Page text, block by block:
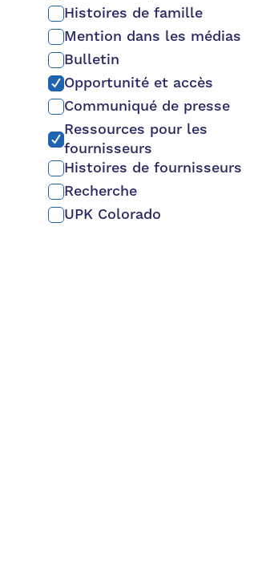
Histoires de famille
Mention dans les médias
Bulletin
Opportunité et accès
Communiqué de presse
Ressources pour les
fournisseurs
Histoires de fournisseurs
Recherche
UPK Colorado